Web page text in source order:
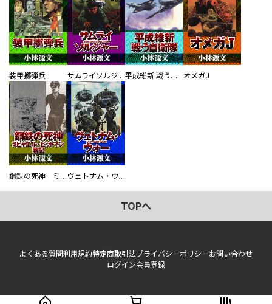
装甲擲弾兵 サムライソルジャー SAMURAI SOLDIER 平成維新 戦う自衛隊 オメガJ
鋼鉄の死神 ミヒャエル・ビットマン戦記 ヴェトナム・ウォー VIETNAM WAR
TOPへ
よくある質問利用規約特定商取引法プライバシーポリシーお問い合わせ
ログイン会員登録